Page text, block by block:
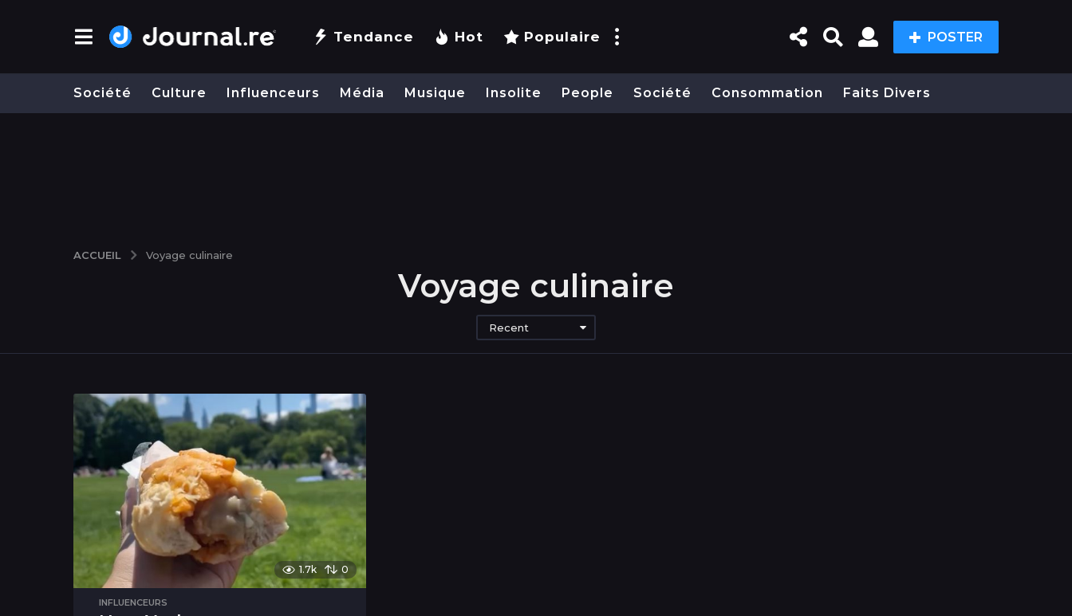
Tendance Hot Populaire POSTER
Société Culture Influenceurs Média Musique Insolite People Société Consommation Faits Divers
ACCUEIL Voyage culinaire
Voyage culinaire
Recent
1.7k 0
INFLUENCEURS